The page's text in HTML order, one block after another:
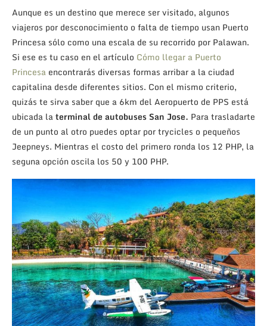
Aunque es un destino que merece ser visitado, algunos
viajeros por desconocimiento o falta de tiempo usan Puerto
Princesa sólo como una escala de su recorrido por Palawan.
Si ese es tu caso en el artículo Cómo llegar a Puerto
Princesa encontrarás diversas formas arribar a la ciudad
capitalina desde diferentes sitios. Con el mismo criterio,
quizás te sirva saber que a 6km del Aeropuerto de PPS está
ubicada laterminal de autobuses San Jose. Para trasladarte
de un punto al otro puedes optar por trycicles o pequeños
Jeepneys. Mientras el costo del primero ronda los 12 PHP, la
seguna opción oscila los 50 y 100 PHP.